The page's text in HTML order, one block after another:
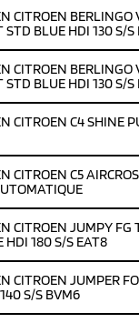
CITROEN BERLINGO
STD BLUE HDI 130 S/S
CITROEN BERLINGO
STD BLUE HDI 130 S/S
CITROEN C4 SHINE
CITROEN C5
CITROEN JUMPY FG
HDI 180 S/S EAT8
CITROEN JUMPER
S/S BVM6